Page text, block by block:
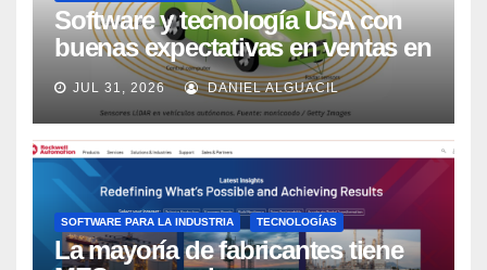
Software y tecnología USA con
buenas expectativas en ventas en
los próximos 2 años, según
Market Watch
JUL 31, 2026 DANIEL ALGUACIL
SOFTWARE PARA LA INDUSTRIA TECNOLOGÍAS
La mayoría de fabricantes tiene